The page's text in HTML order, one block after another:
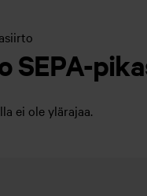
SEPA-
ei ole ylärajaa.